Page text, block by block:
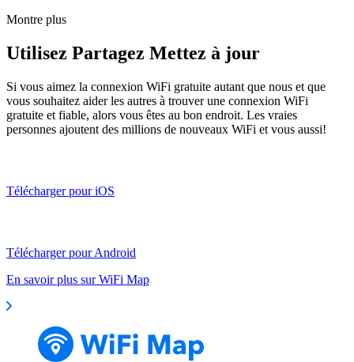
Montre plus
Utilisez Partagez Mettez à jour
Si vous aimez la connexion WiFi gratuite autant que nous et que
vous souhaitez aider les autres à trouver une connexion WiFi
gratuite et fiable, alors vous êtes au bon endroit. Les vraies
personnes ajoutent des millions de nouveaux WiFi et vous aussi!
Télécharger pour iOS
Télécharger pour Android
En savoir plus sur WiFi Map